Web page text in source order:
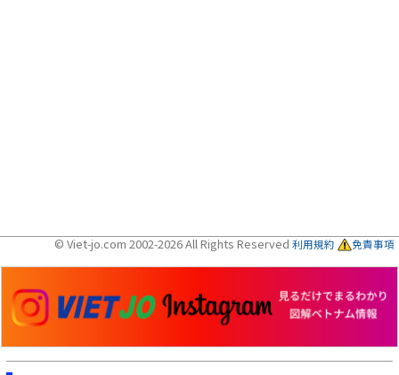
© Viet-jo.com 2002-2026 All Rights Reserved 利用規約 免責事項